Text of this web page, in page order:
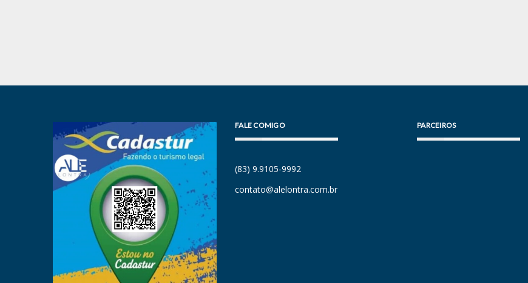
FALE COMIGO
(83) 9.9105-9992
contato@alelontra.com.br
PARCEIROS